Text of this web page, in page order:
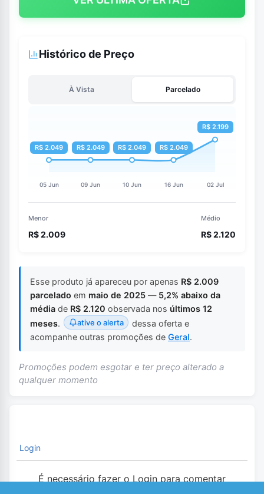
Histórico de Preço
À Vista Parcelado
Menor
R$ 2.009
Médio
R$ 2.120
Esse produto já apareceu por apenas R$ 2.009
parcelado em maio de 2025 — 5,2% abaixo da
média de R$ 2.120 observada nos últimos 12
meses. ative o alerta
dessa oferta e
acompanhe outras promoções de Geral.
Promoções podem esgotar e ter preço alterado a
qualquer momento
Login
É necessário fazer o Login para comentar